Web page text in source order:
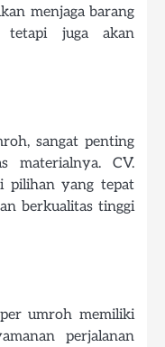
menjaga barang
tetapi juga akan
sangat penting
materialnya. CV.
pilihan yang tepat
berkualitas tinggi
umroh memiliki
perjalanan